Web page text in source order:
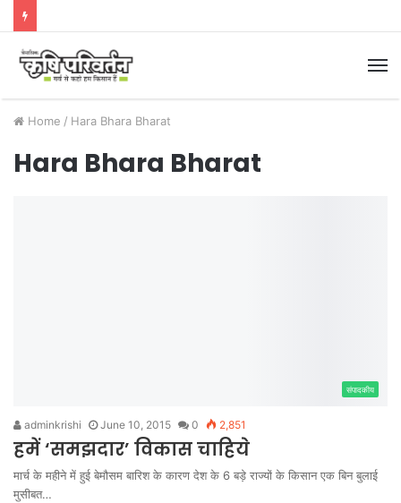
Home / Hara Bhara Bharat
Hara Bhara Bharat
संपादकीय
adminkrishi June 10, 2015 0 2,851
हमें ‘समझदार’ विकास चाहिये
मार्च के महीने में हुई बेमौसम बारिश के कारण देश के 6 बड़े राज्यों के किसान एक बिन बुलाई
मुसीबत…